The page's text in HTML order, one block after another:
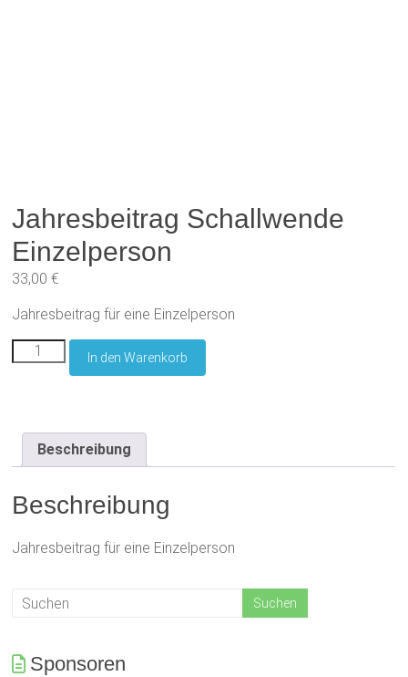
Jahresbeitrag Schallwende
Einzelperson
33,00€
Jahresbeitrag für eine Einzelperson
Jahresbeitrag
SchallwendeIn den Warenkorb
Beschreibung
Beschreibung
Jahresbeitrag für eine Einzelperson
Sponsoren